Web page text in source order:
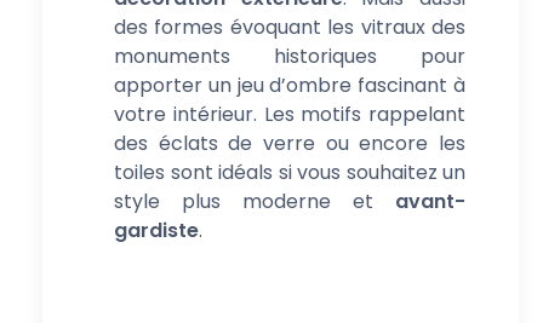
des formes évoquant les vitraux des
monuments historiques pour
apporter un jeu d’ombre fascinant à
votre intérieur. Les motifs rappelant
des éclats de verre ou encore les
toiles sont idéals si vous souhaitez un
style plus moderne et avant-
gardiste.